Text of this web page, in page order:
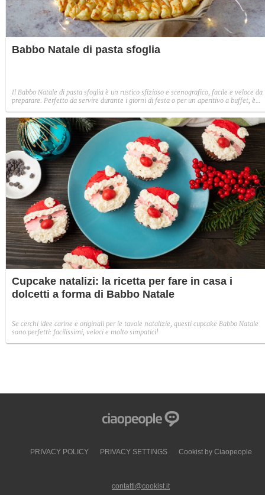
Babbo Natale di pasta sfoglia
Il Babbo Natale di pasta sfoglia è un rustico sfizioso e scenografico, facile e veloce da
preparare. Perfetto da servire durante i giorni di festa o per un aperitivo a buffet, è
Cupcake natalizi: la ricetta per fare in casa i
dolcetti a forma di Babbo Natale
Se cerchi idee carine e originali per le tavole natalizie, questi cupcake Babbo Natale
sono perfetti: facilissimi, veloci e molto simpatici!
PRIVACY POLICY PRIVACY SETTINGS Cookist by Ciaopeople
contatti@cookist.it